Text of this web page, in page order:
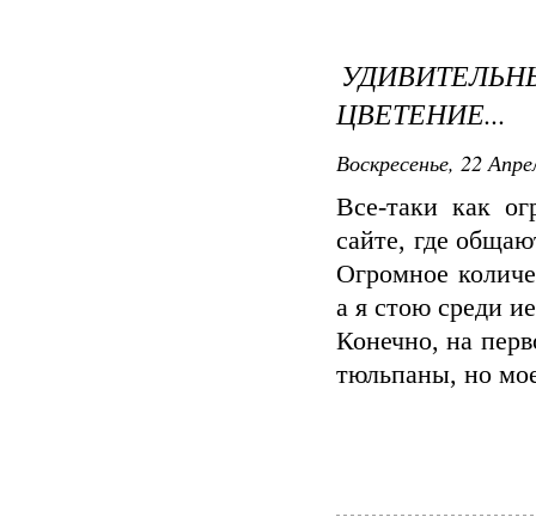
ЦВЕТЕНИЕ...
Воскресенье, 22
Все-таки как
сайте, где
Огромное
а я стою среди
Конечно, на
тюльпаны, но